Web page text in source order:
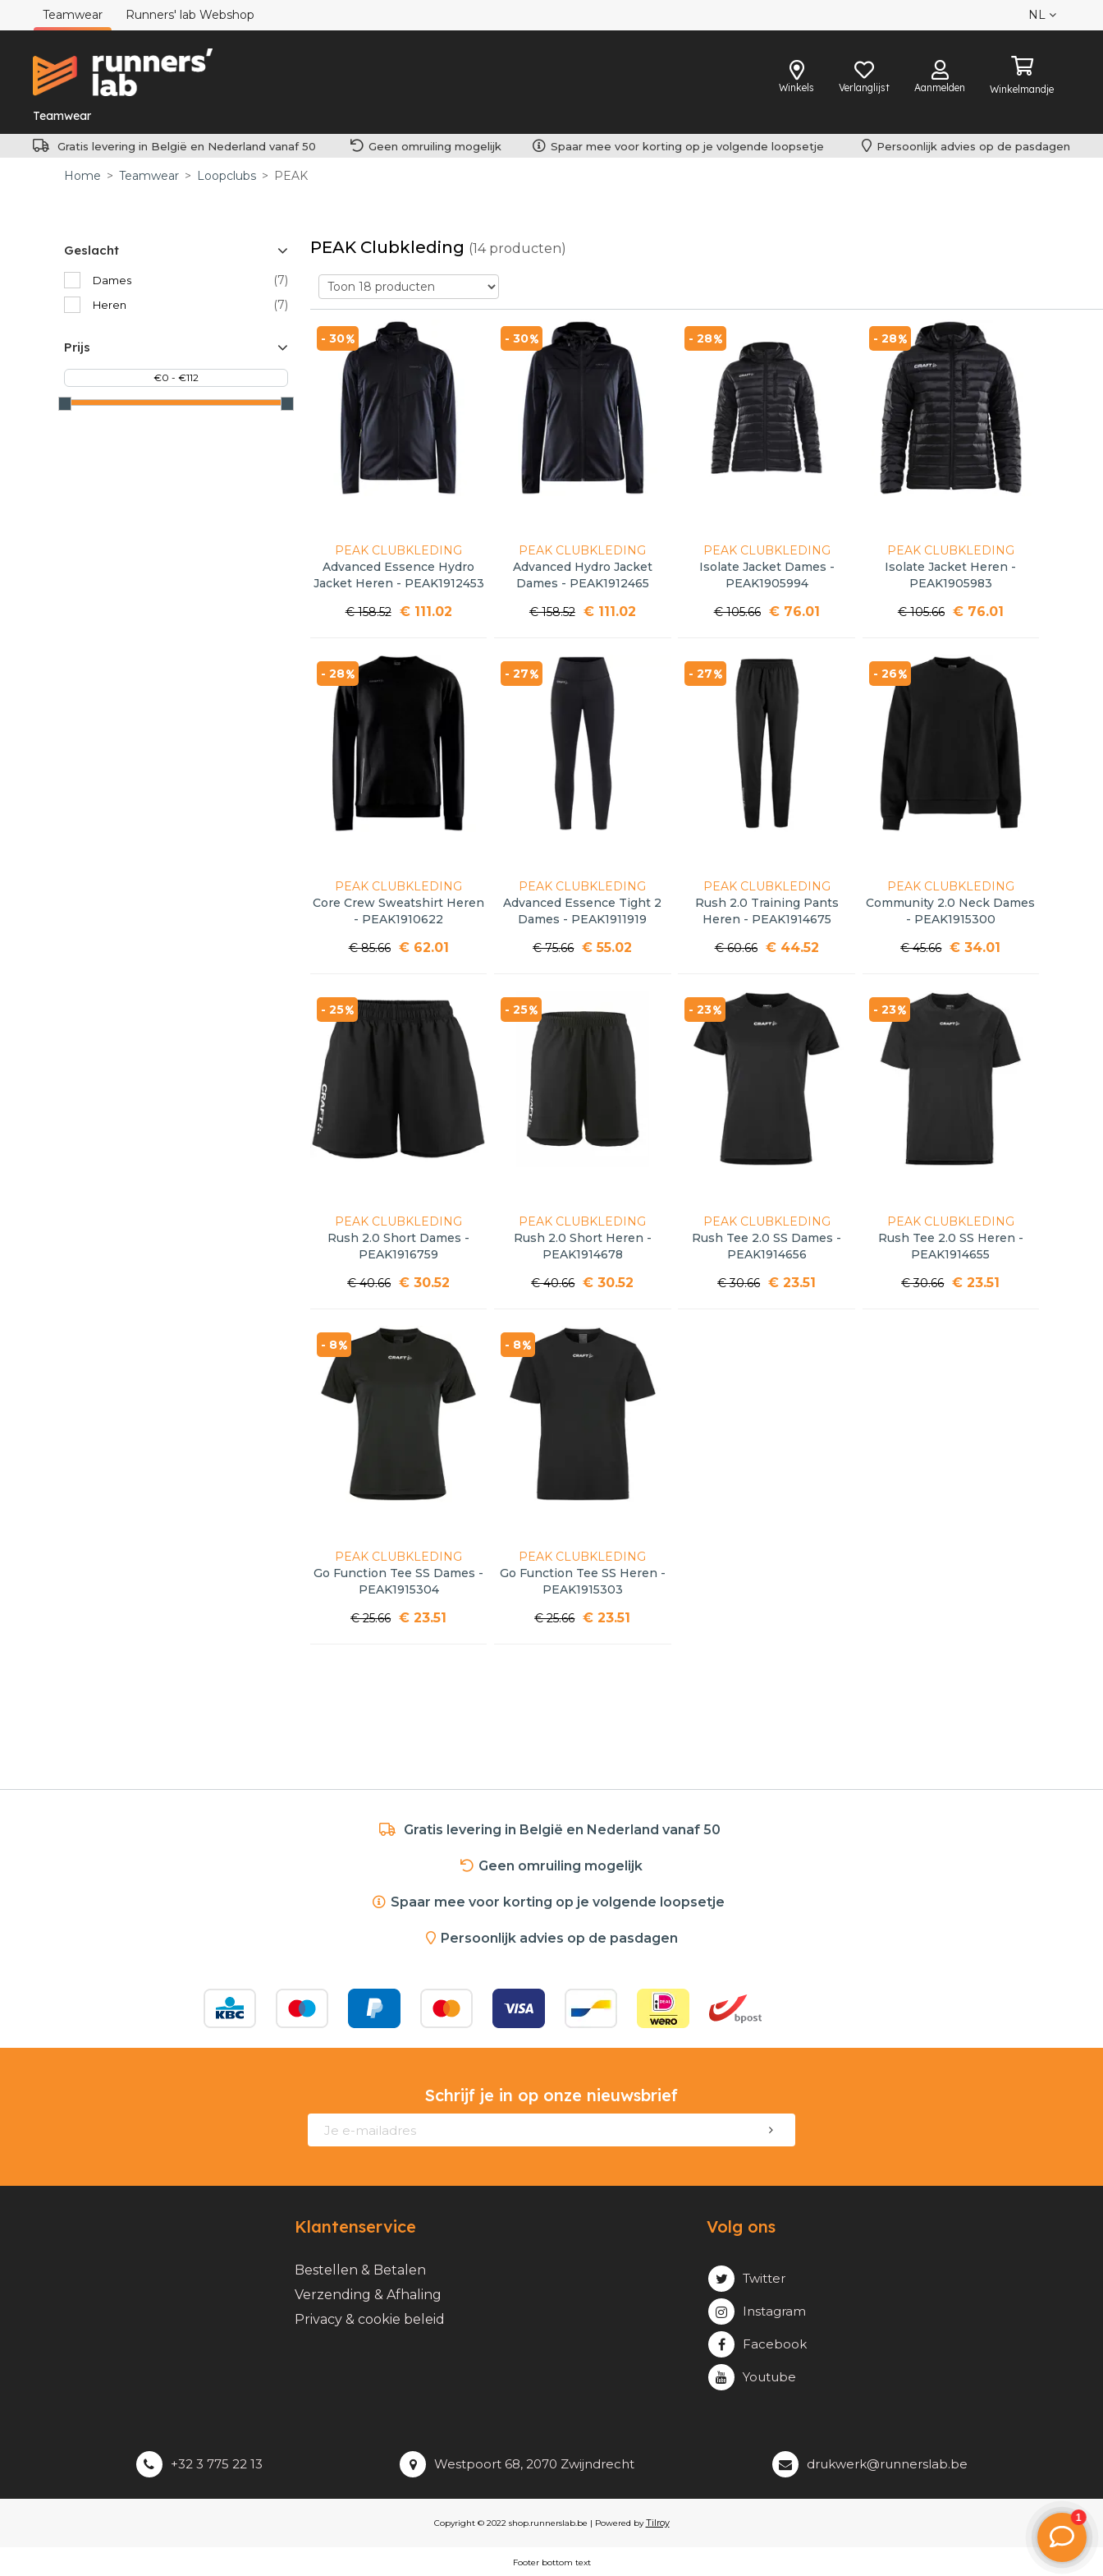
Teamwear Runners' lab Webshop NL
Winkels Verlanglijst Aanmelden Winkelmandje
Teamwear
Gratis levering in België en Nederland vanaf 50 Geen omruiling mogelijk Spaar mee voor korting op je volgende loopsetje Persoonlijk advies op de pasdagen
Home > Teamwear > Loopclubs > PEAK
Geslacht
(7)
Dames
(7)
Heren
Prijs
PEAK Clubkleding (14 producten)
PEAK CLUBKLEDING
Advanced Essence Hydro
Jacket Heren - PEAK1912453
€ 158.52 € 111.02
- 30
PEAK CLUBKLEDING
Advanced Hydro Jacket
Dames - PEAK1912465
€ 158.52 € 111.02
- 30
PEAK CLUBKLEDING
Isolate Jacket Dames -
PEAK1905994
€ 105.66 € 76.01
- 28
PEAK CLUBKLEDING
Isolate Jacket Heren -
PEAK1905983
€ 105.66 € 76.01
- 28
PEAK CLUBKLEDING
Core Crew Sweatshirt Heren
- PEAK1910622
€ 85.66 € 62.01
- 28
PEAK CLUBKLEDING
Advanced Essence Tight 2
Dames - PEAK1911919
€ 75.66 € 55.02
- 27
PEAK CLUBKLEDING
Rush 2.0 Training Pants
Heren - PEAK1914675
€ 60.66 € 44.52
- 27
PEAK CLUBKLEDING
Community 2.0 Neck Dames
- PEAK1915300
€ 45.66 € 34.01
- 26
PEAK CLUBKLEDING
Rush 2.0 Short Dames -
PEAK1916759
€ 40.66 € 30.52
- 25
PEAK CLUBKLEDING
Rush 2.0 Short Heren -
PEAK1914678
€ 40.66 € 30.52
- 25
PEAK CLUBKLEDING
Rush Tee 2.0 SS Dames -
PEAK1914656
€ 30.66 € 23.51
- 23
PEAK CLUBKLEDING
Rush Tee 2.0 SS Heren -
PEAK1914655
€ 30.66 € 23.51
- 23
PEAK CLUBKLEDING
Go Function Tee SS Dames -
PEAK1915304
€ 25.66 € 23.51
- 8
PEAK CLUBKLEDING
Go Function Tee SS Heren -
PEAK1915303
€ 25.66 € 23.51
- 8
Gratis levering in België en Nederland vanaf 50
Geen omruiling mogelijk
Spaar mee voor korting op je volgende loopsetje
Persoonlijk advies op de pasdagen
Schrijf je in op onze nieuwsbrief
Klantenservice
Bestellen & Betalen
Verzending & Afhaling
Privacy & cookie beleid
Volg ons
Twitter
Instagram
Facebook
Youtube
+32 3 775 22 13 Westpoort 68, 2070 Zwijndrecht drukwerk@runnerslab.be
Copyright © 2022 shop.runnerslab.be | Powered byTilroy
Footer bottom text